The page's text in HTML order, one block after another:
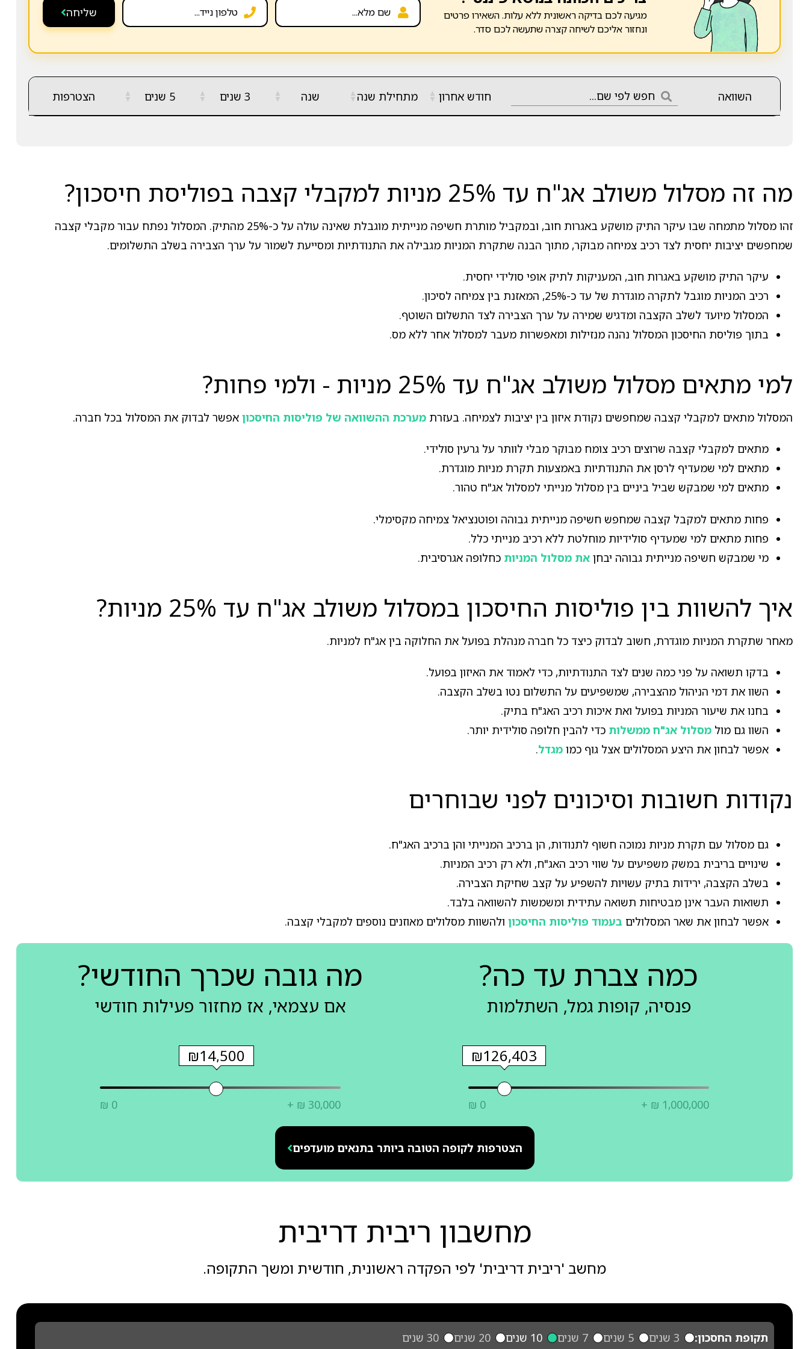
מגיעה לכם בדיקה ראשונית ללא עלות. השאירו פרטים
ונחזור אליכם לשיחה קצרה שתעשה לכם סדר.
שליחה
השוואה חודש אחרון ▲
▼ מתחילת שנה▲
▼ שנה ▲
▼ 3 שנים ▲
▼ 5 שנים ▲
▼ הצטרפות
מה זה מסלול משולב אג"ח עד 25% מניות למקבלי קצבה בפוליסת חיסכון?
זהו מסלול מתמחה שבו עיקר התיק מושקע באגרות חוב, ובמקביל מותרת חשיפה מנייתית מוגבלת שאינה עולה על כ-25% מהתיק. המסלול נפתח עבור מקבלי קצבה
שמחפשים יציבות יחסית לצד רכיב צמיחה מבוקר, מתוך הבנה שתקרת המניות מגבילה את התנודתיות ומסייעת לשמור על ערך הצבירה בשלב התשלומים.
עיקר התיק מושקע באגרות חוב, המעניקות לתיק אופי סולידי יחסית.
רכיב המניות מוגבל לתקרה מוגדרת של עד כ-25%, המאזנת בין צמיחה לסיכון.
המסלול מיועד לשלב הקצבה ומדגיש שמירה על ערך הצבירה לצד התשלום השוטף.
בתוך פוליסת החיסכון המסלול נהנה מנזילות ומאפשרות מעבר למסלול אחר ללא מס.
למי מתאים מסלול משולב אג"ח עד 25% מניות - ולמי פחות?
המסלול מתאים למקבלי קצבה שמחפשים נקודת איזון בין יציבות לצמיחה. בעזרת מערכת ההשוואה של פוליסות החיסכוןאפשר לבדוק את המסלול בכל חברה.
מתאים למקבלי קצבה שרוצים רכיב צומח מבוקר מבלי לוותר על גרעין סולידי.
מתאים למי שמעדיף לרסן את התנודתיות באמצעות תקרת מניות מוגדרת.
מתאים למי שמבקש שביל ביניים בין מסלול מנייתי למסלול אג"ח טהור.
פחות מתאים למקבל קצבה שמחפש חשיפה מנייתית גבוהה ופוטנציאל צמיחה מקסימלי.
פחות מתאים למי שמעדיף סולידיות מוחלטת ללא רכיב מנייתי כלל.
מי שמבקש חשיפה מנייתית גבוהה יבחן את מסלול המניות כחלופה אגרסיבית.
איך להשוות בין פוליסות החיסכון במסלול משולב אג"ח עד 25% מניות?
מאחר שתקרת המניות מוגדרת, חשוב לבדוק כיצד כל חברה מנהלת בפועל את החלוקה בין אג"ח למניות.
בדקו תשואה על פני כמה שנים לצד התנודתיות, כדי לאמוד את האיזון בפועל.
השוו את דמי הניהול מהצבירה, שמשפיעים על התשלום נטו בשלב הקצבה.
בחנו את שיעור המניות בפועל ואת איכות רכיב האג"ח בתיק.
השוו גם מול מסלול אג"ח ממשלות כדי להבין חלופה סולידית יותר.
אפשר לבחון את היצע המסלולים אצל גוף כמו מגדל.
נקודות חשובות וסיכונים לפני שבוחרים
גם מסלול עם תקרת מניות נמוכה חשוף לתנודות, הן ברכיב המנייתי והן ברכיב האג"ח.
שינויים בריבית במשק משפיעים על שווי רכיב האג"ח, ולא רק רכיב המניות.
בשלב הקצבה, ירידות בתיק עשויות להשפיע על קצב שחיקת הצבירה.
תשואות העבר אינן מבטיחות תשואה עתידית ומשמשות להשוואה בלבד.
אפשר לבחון את שאר המסלולים בעמוד פוליסות החיסכוןולהשוות מסלולים מאוזנים נוספים למקבלי קצבה.
כמה צברת עד כה?
פנסיה, קופות גמל, השתלמות
₪126,403
₪ 0 + ₪ 1,000,000
מה גובה שכרך החודשי?
אם עצמאי, אז מחזור פעילות חודשי
₪14,500
₪ 0 + ₪ 30,000
הצטרפות לקופה הטובה ביותר בתנאים מועדפים
מחשבון ריבית דריבית
מחשב 'ריבית דריבית' לפי הפקדה ראשונית, חודשית ומשך התקופה.
תקופת החסכון: 3 שנים 5 שנים 7 שנים 10 שנים 20 שנים 30 שנים